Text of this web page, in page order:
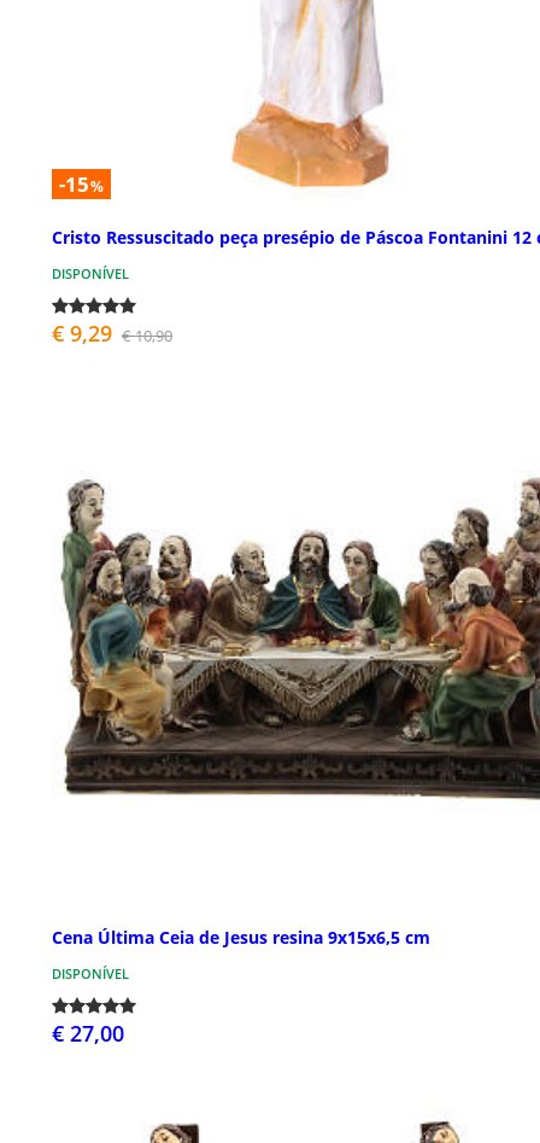
-15%
Cristo Ressuscitado peça presépio de Páscoa Fontanini 12
DISPONÍVEL
€ 9,29 € 10,90
Cena Última Ceia de Jesus resina 9x15x6,5 cm
DISPONÍVEL
€ 27,00